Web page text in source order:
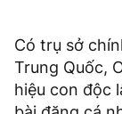
Có trụ sở
Trung Quốc,
hiệu con độc